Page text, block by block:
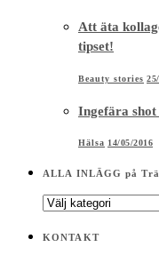
Att äta
tipset!
Beauty stories
Ingefära
Hälsa 14/05/2016
ALLA INLÄGG på
ALLA
på
KONTAKT